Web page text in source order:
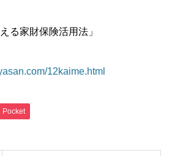
る家財保険活用法」
12kaime.html
Pocket